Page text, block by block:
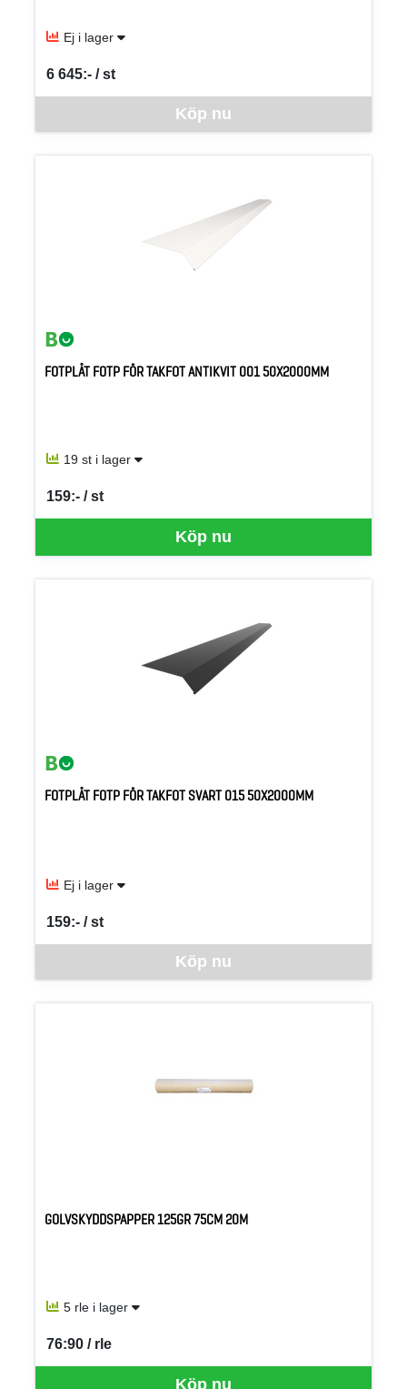
Ej i lager
Köp nu
6 645:- / st
SEK per ST
FOTPLÅT FOTP FÖR TAKFOT ANTIKVIT 001 50X2000MM
19 st i lager
Köp nu
159:- / st
SEK per ST
FOTPLÅT FOTP FÖR TAKFOT SVART 015 50X2000MM
Ej i lager
Köp nu
159:- / st
SEK per ST
GOLVSKYDDSPAPPER 125GR 75CM 20M
5 rle i lager
Köp nu
76:90 / rle
SEK per RLE